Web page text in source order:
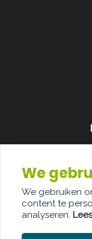
We
We gebruiken
content te
analyseren.